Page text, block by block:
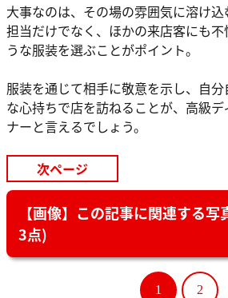
大事なのは、その場の雰囲気に溶け
担当だけでなく、ほかの来店客にも
うな服装を選ぶことがポイント。
服装を通じて相手に敬意を示し、自
な心持ちで店を訪ねることが、高級
ナーと言えるでしょう。
次ページ
【画像】この記事に関連する
3点)
1 2